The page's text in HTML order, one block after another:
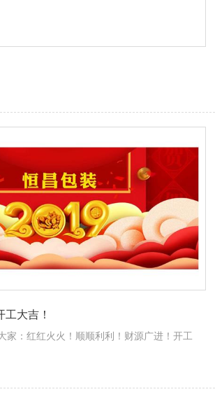
大吉！
家：红红火火！顺顺利利！财源广进！开工